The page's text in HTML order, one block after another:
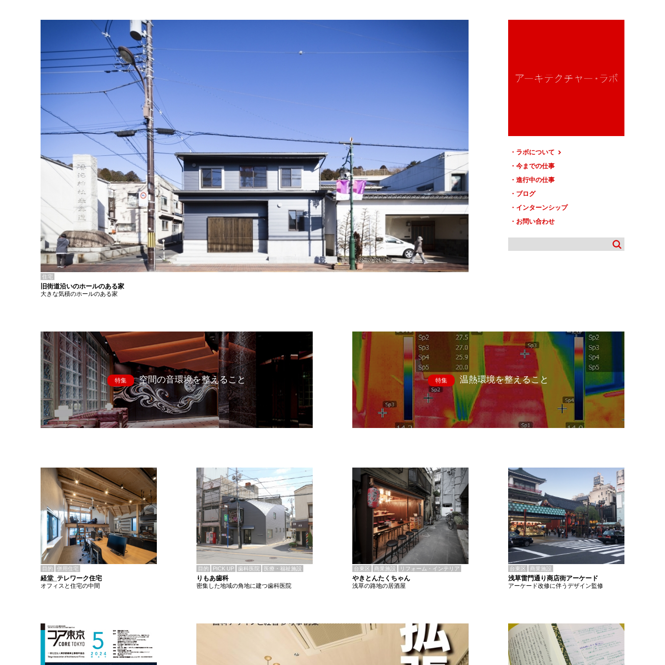
ラボについて
今までの仕事
進行中の仕事
ブログ
インターンシップ
お問い合わせ
住宅
旧街道沿いのホールのある家
大きな気積のホールのある家
特集 空間の音環境を整えること 特集 温熱環境を整えること
目的 併用住宅
経堂_テレワーク住宅
オフィスと住宅の中間
目的 PICK UP 歯科医院 医療・福祉施設
りもあ歯科
密集した地域の角地に建つ歯科医院
台東区 商業施設 リフォーム・インテリア
やきとんたくちゃん
浅草の路地の居酒屋
台東区 商業施設
浅草雷門通り商店街アーケード
アーケード改修に伴うデザイン監修